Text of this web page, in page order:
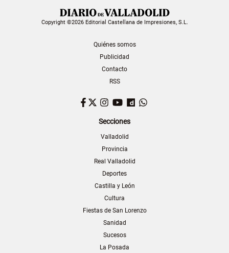
Copyright ©2026 Editorial Castellana de Impresiones, S.L.
Quiénes somos
Publicidad
Contacto
RSS
Facebook
TwitterInstagram
YouTubeDailymotion
Secciones
Valladolid
Provincia
Real Valladolid
Deportes
Castilla y León
Cultura
Fiestas de San Lorenzo
Sanidad
Sucesos
La Posada